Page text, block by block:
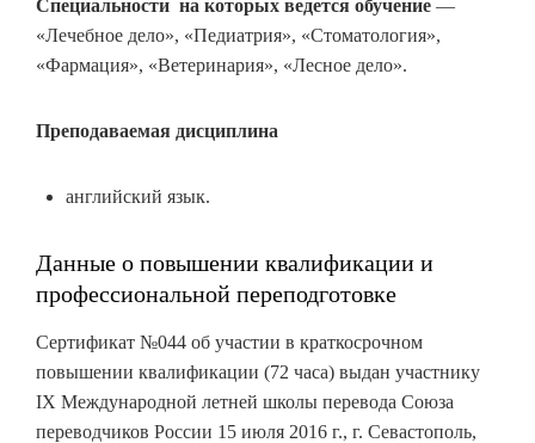
Специальности на которых ведется обучение —
«Лечебное дело», «Педиатрия», «Стоматология»,
«Фармация», «Ветеринария», «Лесное дело».
Преподаваемая дисциплина
английский язык.
Данные о повышении квалификации и
профессиональной переподготовке
Сертификат №044 об участии в краткосрочном
повышении квалификации (72 часа) выдан участнику
IX Международной летней школы перевода Союза
переводчиков России 15 июля 2016 г., г. Севастополь,